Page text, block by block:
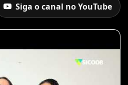
Siga o canal no YouTube